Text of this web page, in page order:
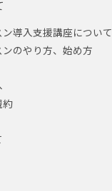
導入支援講座について
のやり方、始め方
約